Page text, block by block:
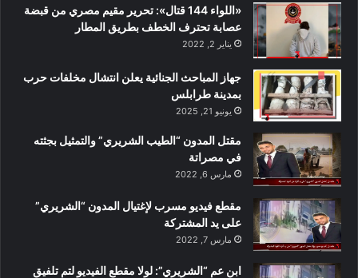
«اللواء 144 قتال»: تحرير مقيم مصري من قبضة
عصابة تحترف الخطف بطريق المطار
يناير 2, 2022
جهاز المباحث الجنائية يعلن انتشال مخلفات حرب
بمدينة طرابلس
يونيو 21, 2025
مقتل المدون “الطيب الشريري” والتمثيل بجثته
في مصراتة
مارس 6, 2022
مقطع فيديو مسرب لإغتيال المدون “الشريري”
على يد المشتركة
مارس 7, 2022
ابن عم “الشريري”: لولا مقطع الفيديو لتم تلفيق